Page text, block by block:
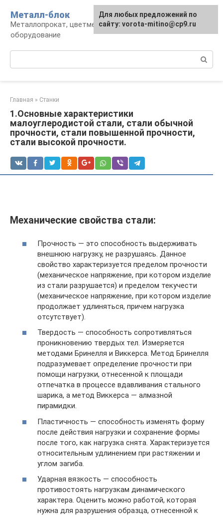
контенту
Металл-блок
Металлопрокат, цветмет, обработка и
оборудование
Главная » Станки
1.Основные характеристики
малоуглеродистой стали, стали обычной
прочности, стали повышенной прочности,
стали высокой прочности.
Механические свойства стали:
Прочность — это способность выдерживать
внешнюю нагрузку, не разрушаясь. Данное
свойство характеризуется пределом прочности
(механическое напряжение, при котором изделие
из стали разрушается) и пределом текучести
(механическое напряжение, при котором изделие
продолжает удлиняться, причем нагрузка
отсутствует).
Твердость — способность сопротивляться
проникновению твердых тел. Измеряется
методами Бринелля и Виккерса. Метод Бринелля
подразумевает определение прочности при
помощи нагрузки, отнесенной к площади
отпечатка в процессе вдавливания стального
шарика, а метод Виккерса — алмазной
пирамидки.
Пластичность — способность изменять форму
после действия нагрузки и сохранение формы
после того, как нагрузка снята. Характеризуется
относительным удлинением при растяжении и
углом загиба.
Ударная вязкость — способность
противостоять нагрузкам динамического
характера. Оценить можно работой, которая
нужна для разрушения образца, отнесенной к
Для любых предложений по
сайту: vorota-mitino@cp9.ru